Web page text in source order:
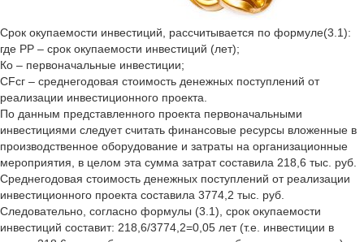
Срок окупаемости инвестиций, рассчитывается по формуле(3.1):
где РР – срок окупаемости инвестиций (лет);
Ко – первоначальные инвестиции;
CFcг – среднегодовая стоимость денежных поступлений от
реализации инвестиционного проекта.
По данным представленного проекта первоначальными
инвестициями следует считать финансовые ресурсы вложенные в
производственное оборудование и затраты на организационные
мероприятия, в целом эта сумма затрат составила 218,6 тыс. руб.
Среднегодовая стоимость денежных поступлений от реализации
инвестиционного проекта составила 3774,2 тыс. руб.
Следовательно, согласно формулы (3.1), срок окупаемости
инвестиций составит: 218,6/3774,2=0,05 лет (т.е. инвестиции в